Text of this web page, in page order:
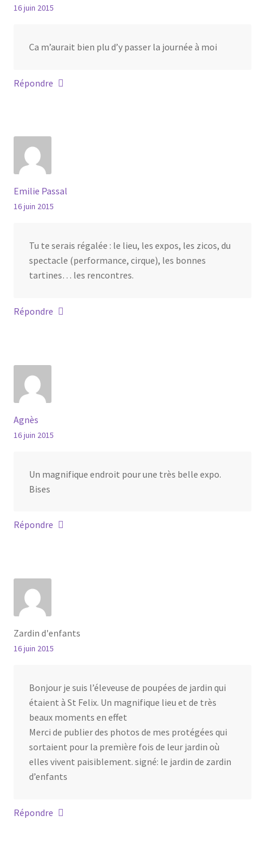
16 juin 2015
Ca m’aurait bien plu d’y passer la journée à moi
Répondre
Emilie Passal
16 juin 2015
Tu te serais régalée : le lieu, les expos, les zicos, du
spectacle (performance, cirque), les bonnes
tartines… les rencontres.
Répondre
Agnès
16 juin 2015
Un magnifique endroit pour une très belle expo.
Bises
Répondre
Zardin d'enfants
16 juin 2015
Bonjour je suis l’éleveuse de poupées de jardin qui
étaient à St Felix. Un magnifique lieu et de très
beaux moments en effet
Merci de publier des photos de mes protégées qui
sortaient pour la première fois de leur jardin où
elles vivent paisiblement. signé: le jardin de zardin
d’enfants
Répondre